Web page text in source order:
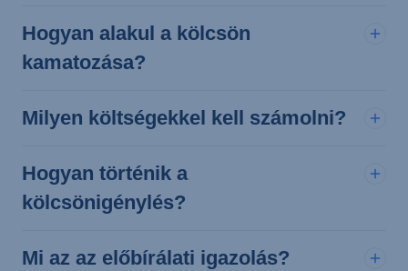
Hogyan alakul a kölcsön
kamatozása?
Milyen költségekkel kell számolni?
Hogyan történik a
kölcsönigénylés?
Mi az az előbírálati igazolás?